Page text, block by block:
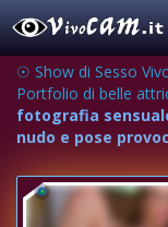
☉ Show di Sesso
Portfolio di belle
fotografia
nudo e pose